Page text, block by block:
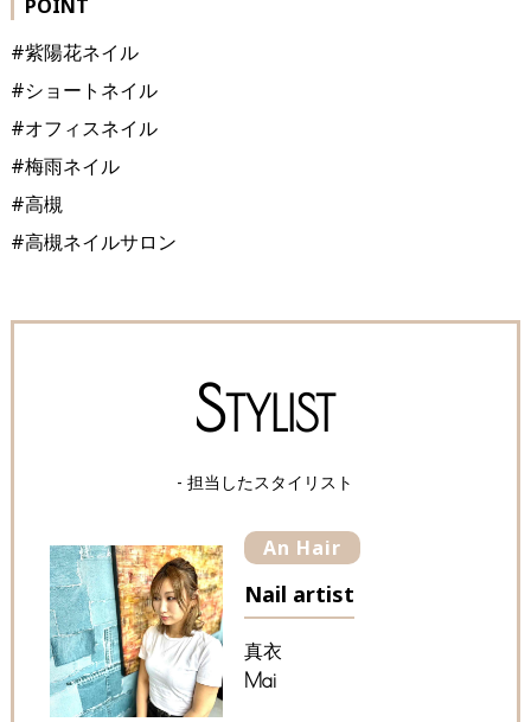
POINT
#紫陽花ネイル
#ショートネイル
#オフィスネイル
#梅雨ネイル
#高槻
#高槻ネイルサロン
STYLIST
- 担当したスタイリスト
An Hair
Nail artist
真衣
Mai